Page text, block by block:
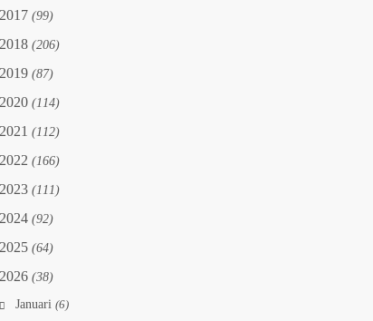
2017(99)
2018(206)
2019(87)
2020(114)
2021(112)
2022(166)
2023(111)
2024(92)
2025(64)
2026(38)
Januari(6)